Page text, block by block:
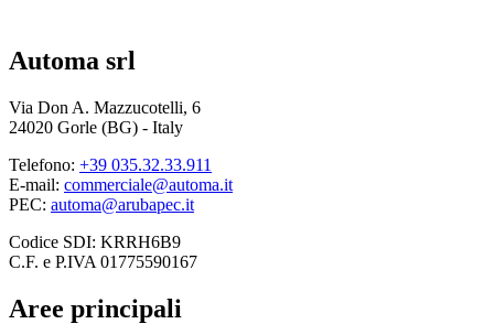
Automa srl
Via Don A. Mazzucotelli, 6
24020 Gorle (BG) - Italy
Telefono: +39 035.32.33.911
E-mail: commerciale@automa.it
PEC: automa@arubapec.it
Codice SDI: KRRH6B9
C.F. e P.IVA 01775590167
Aree principali